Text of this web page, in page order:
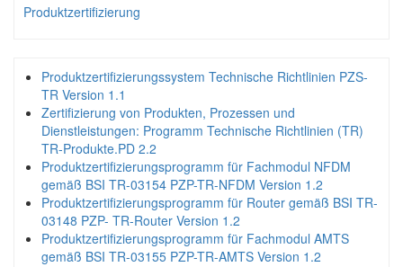
Produktzertifizierung
Produktzertifizierungssystem Technische Richtlinien PZS-
TR Version 1.1
Zertifizierung von Produkten, Prozessen und
Dienstleistungen: Programm Technische Richtlinien (TR)
TR-Produkte.PD 2.2
Produktzertifizierungsprogramm für Fachmodul NFDM
gemäß BSI TR-03154 PZP-TR-NFDM Version 1.2
Produktzertifizierungsprogramm für Router gemäß BSI TR-
03148 PZP- TR-Router Version 1.2
Produktzertifizierungsprogramm für Fachmodul AMTS
gemäß BSI TR-03155 PZP-TR-AMTS Version 1.2